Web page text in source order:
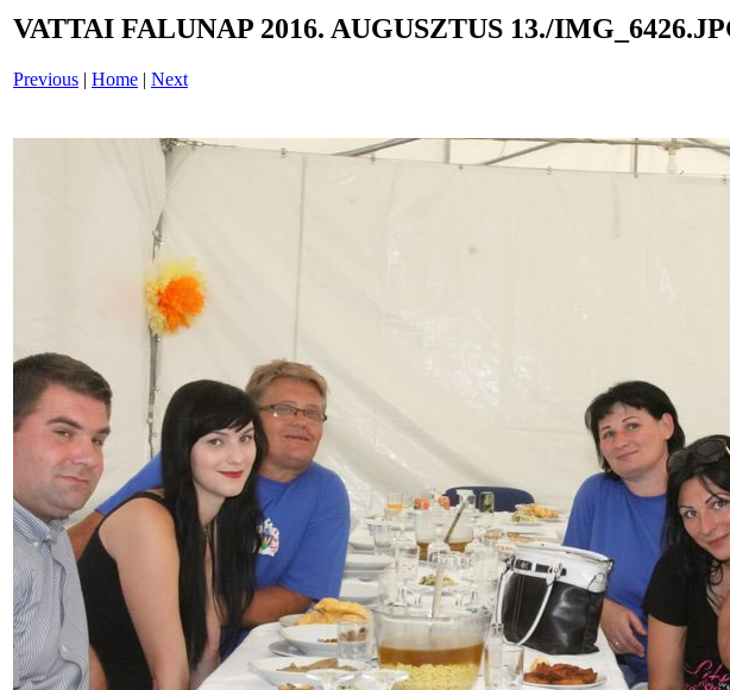
VATTAI FALUNAP 2016. AUGUSZTUS 13./
Previous | Home | Next